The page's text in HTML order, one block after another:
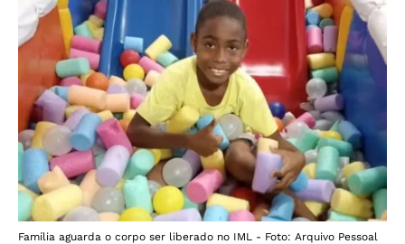
Família aguarda o corpo ser liberado no IML - Foto: Arquivo Pessoal